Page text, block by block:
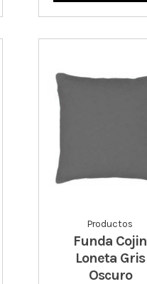
Productos
Funda Cojin
Loneta Gris
Oscuro